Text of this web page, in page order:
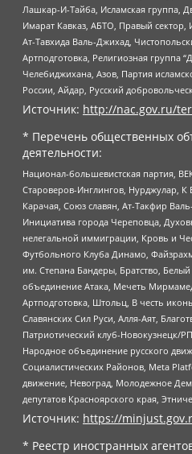
Лашкар-И-Тайба, Исламская группа,
Имарат Кавказ, АБТО, Правый
Ат-Тавхида Валь-Джихад,
Артподготовка, Религиозная группа
Челебиджихана, Азов, Партия
России, Айдар, Русский
Источник: http://nac.gov.ru/
* Перечень общественных
деятельности:
Национал-большевистская партия,
Староверов-Инглингов, Нурджулар,
Карачая, Союз славян, Ат-Такфир
Инициатива города Череповца,
нелегальной иммиграции, Кровь и
Футбольного Клуба Динамо,
им. Степана Бандеры, Братство,
объединение Атака, Мечеть
Артподготовка, Штольц, В честь
Славянских Сил Руси, Алля-Аят,
Патриотический клуб-Новокузнецк/
Народное объединение русского
Социалистических Районов, Meta
движение, Невоград, Молодежное
депутатов Красноярского края,
Источник: https://
* Реестр иностранных